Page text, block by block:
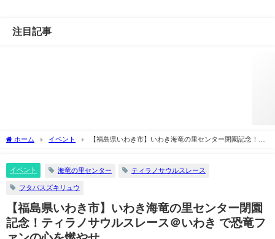
注目記事
ホーム イベント
【福島県いわき市】いわき海竜の里センター閉園記念！テ
イベント 海竜の里センター ティラノサウルスレース
フタバスズキリュウ
【福島県いわき市】いわき海竜の里センター閉園
記念！ティラノサウルスレース＠いわき で恐竜フ